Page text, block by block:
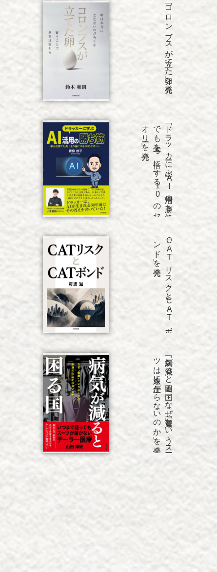
「コロンブスが立てた卵」を発売
「ド
ラ
ッ
カ
ーに
学ぶ
A
I
活用の
勝ち
筋
中小企業
で
も
売上を
5
倍に
す
る
1
0
の
セ
オ
リ
ー」を
発売
「C
A
T
リ
ス
ク
と
C
A
T
ボ
ン
ド
」を
発売
「病気が
減る
と
困る
国
な
ぜ
「健康」と
い
う
ス
ー
ツ
は
永遠に
仕上が
ら
な
い
の
か
」を
発売